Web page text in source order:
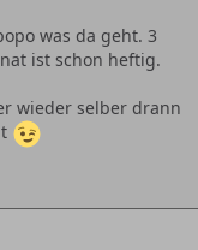
was da geht. 3
ist schon heftig.
wieder selber drann